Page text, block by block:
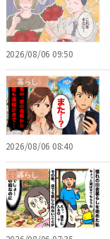
2026/08/06 09:50
暮らし
2026/08/06 08:40
暮らし